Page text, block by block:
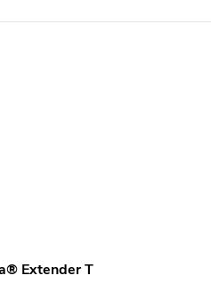
Extender T